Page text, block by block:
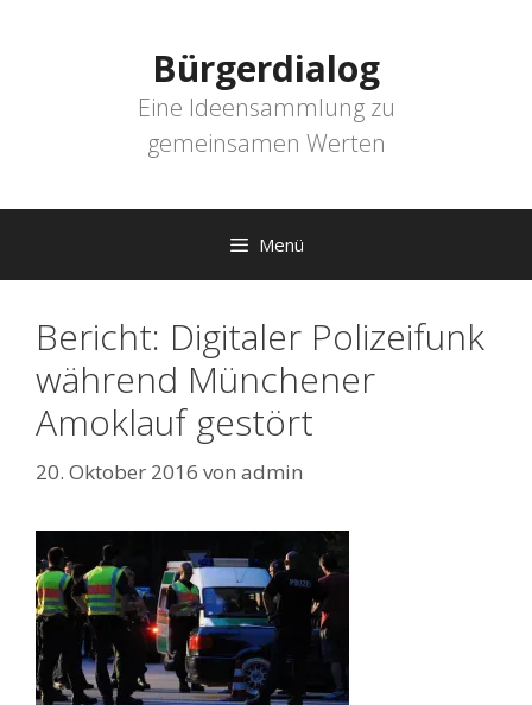
Bürgerdialog
Eine Ideensammlung zu
gemeinsamen Werten
Menü
Bericht: Digitaler Polizeifunk
während Münchener
Amoklauf gestört
20. Oktober 2016 von admin